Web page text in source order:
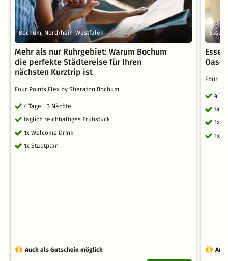
Bochum, Nordrhein-Westfalen
Mehr als nur Ruhrgebiet: Warum Bochum
die perfekte Städtereise für Ihren
nächsten Kurztrip ist
Four Points Flex by Sheraton Bochum
4 Tage | 3 Nächte
täglich reichhaltiges Frühstück
1x Welcome Drink
1x Stadtplan
Auch als Gutschein möglich
Four
4
1x
1x